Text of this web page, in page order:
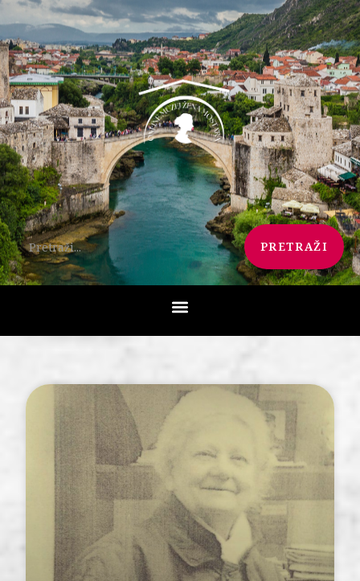
PRETRAŽI